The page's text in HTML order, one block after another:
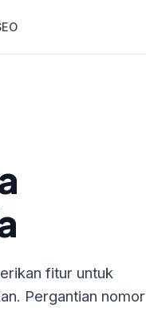
fitur untuk
Pergantian nomor